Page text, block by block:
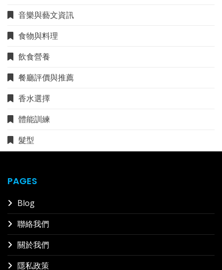
音樂與藝文資訊
食物與料理
飲食營養
餐廳評價與推薦
香水選擇
體能訓練
髮型
PAGES
Blog
聯絡我們
關於我們
隱私政策